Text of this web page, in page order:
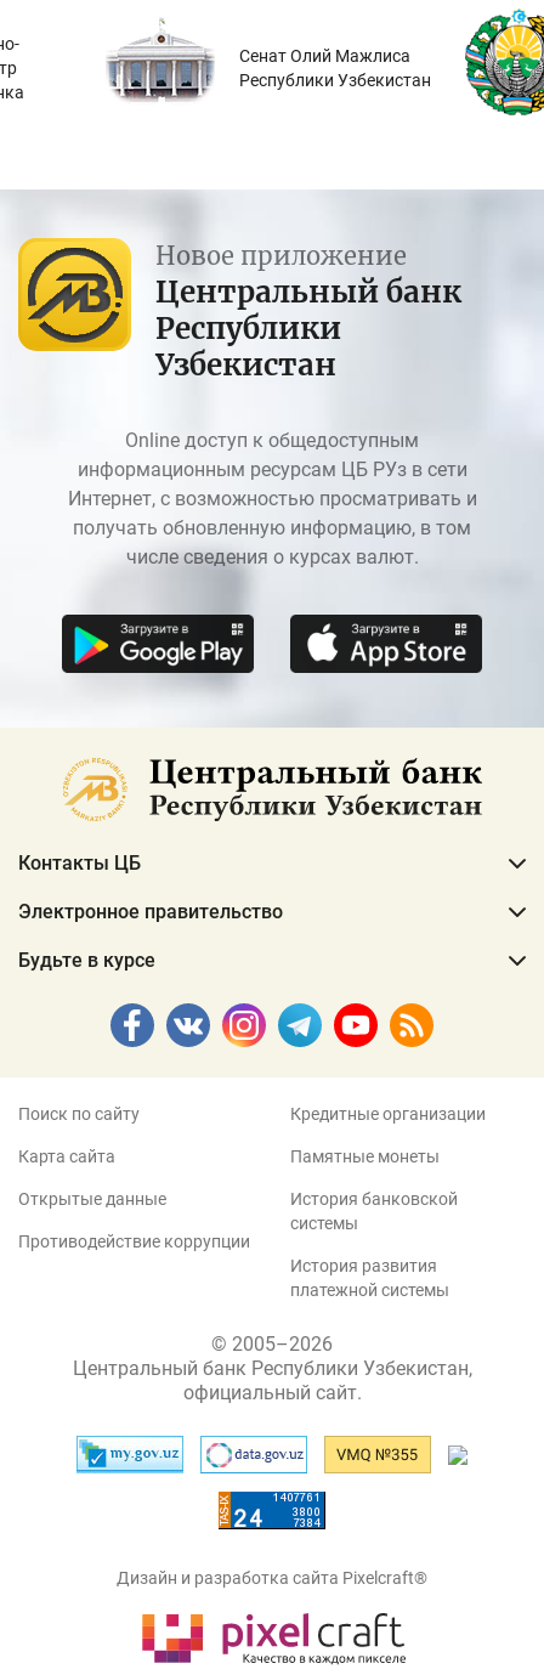
Сенат Олий Мажлиса
Республики Узбекистан
Новое приложение
Центральный банк
Республики
Узбекистан
Online доступ к общедоступным
информационным ресурсам ЦБ РУз в сети
Интернет, с возможностью просматривать и
получать обновленную информацию, в том
числе сведения о курсах валют.
Контакты ЦБ
Электронное правительство
Будьте в курсе
Поиск по сайту
Карта сайта
Открытые данные
Противодействие коррупции
Кредитные организации
Памятные монеты
История банковской
системы
История развития
платежной системы
© 2005–2026
Центральный банк Республики Узбекистан,
официальный сайт.
Дизайн и разработка сайта Pixelcraft®